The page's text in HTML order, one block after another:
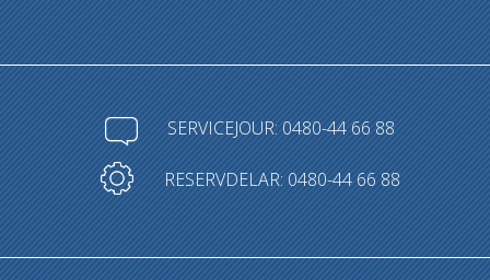
SERVICEJOUR: 0480-44 66 88
RESERVDELAR: 0480-44 66 88